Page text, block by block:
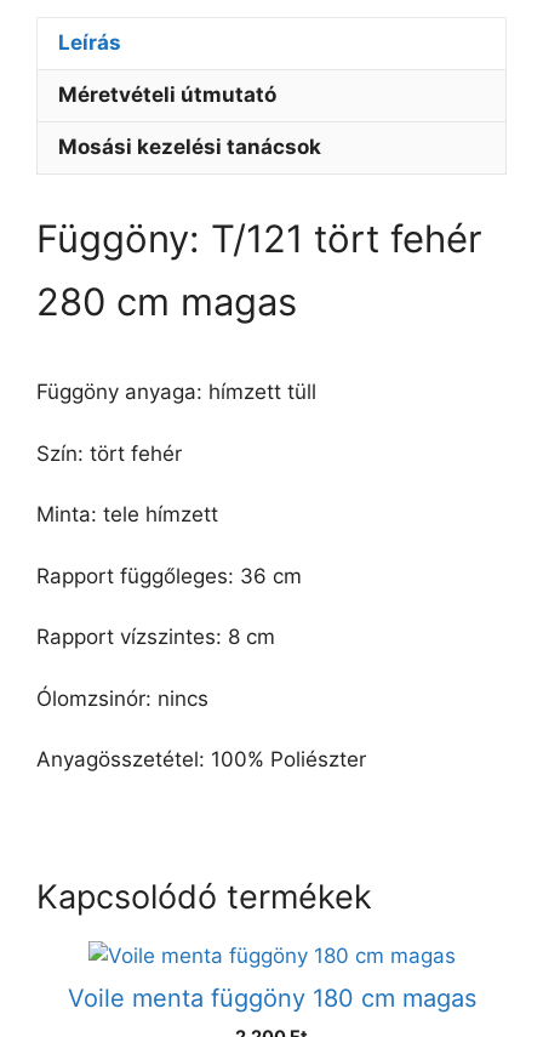
Leírás
Méretvételi útmutató
Mosási kezelési tanácsok
Függöny: T/121 tört fehér
280 cm magas
Függöny anyaga: hímzett tüll
Szín: tört fehér
Minta: tele hímzett
Rapport függőleges: 36 cm
Rapport vízszintes: 8 cm
Ólomzsinór: nincs
Anyagösszetétel: 100% Poliészter
Kapcsolódó termékek
Voile menta függöny 180 cm magas